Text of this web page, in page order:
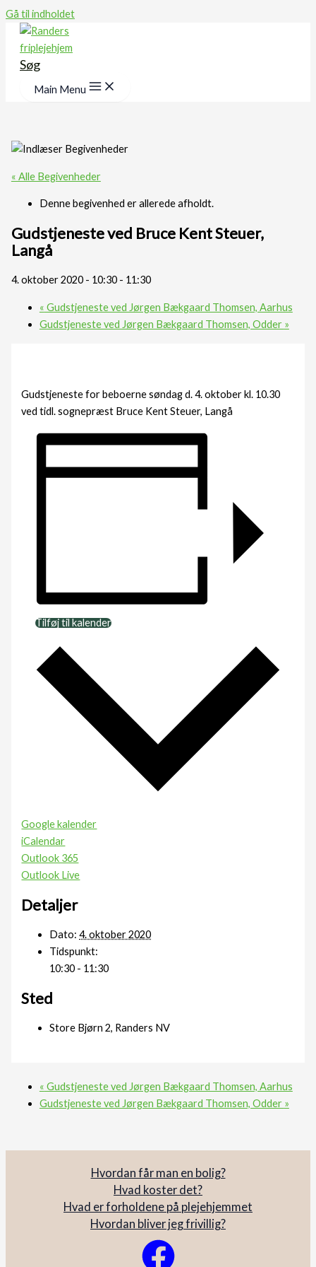
Gå til indholdet
Søg
Main Menu
« Alle Begivenheder
Denne begivenhed er allerede afholdt.
Gudstjeneste ved Bruce Kent Steuer,
Langå
4. oktober 2020 - 10:30- 11:30
« Gudstjeneste ved Jørgen Bækgaard Thomsen, Aarhus
Gudstjeneste ved Jørgen Bækgaard Thomsen, Odder »
Gudstjeneste for beboerne søndag d. 4. oktober kl. 10.30
ved tidl. sognepræst Bruce Kent Steuer, Langå
Tilføj til kalender
Google kalender
iCalendar
Outlook 365
Outlook Live
Detaljer
Dato: 4. oktober 2020
Tidspunkt:
10:30 - 11:30
Sted
Store Bjørn 2, Randers NV
« Gudstjeneste ved Jørgen Bækgaard Thomsen, Aarhus
Gudstjeneste ved Jørgen Bækgaard Thomsen, Odder »
Hvordan får man en bolig?
Hvad koster det?
Hvad er forholdene på plejehjemmet
Hvordan bliver jeg frivillig?